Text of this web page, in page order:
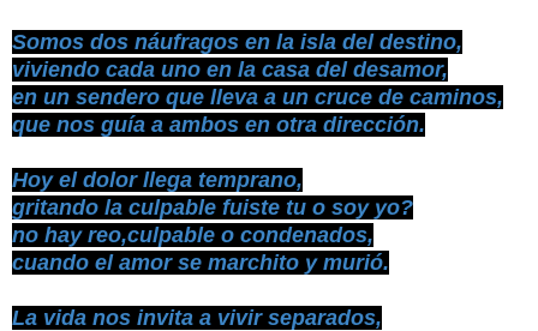
Somos dos náufragos en la isla del destino,
viviendo cada uno en la casa del desamor,
en un sendero que lleva a un cruce de caminos,
que nos guía a ambos en otra dirección.
Hoy el dolor llega temprano,
gritando la culpable fuiste tu o soy yo?
no hay reo,culpable o condenados,
cuando el amor se marchito y murió.
La vida nos invita a vivir separados,